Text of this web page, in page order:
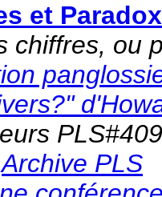
et
chiffres, ou
Archive PLS